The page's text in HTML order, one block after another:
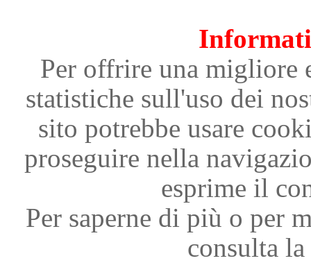
Per offrire una migliore
statistiche sull'uso dei
sito potrebbe usare
proseguire nella
esprime il
Per saperne di più o per
consulta